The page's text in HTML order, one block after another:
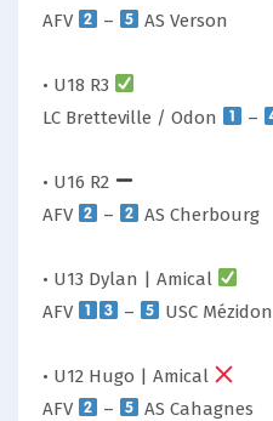
AFV
– AS Verson
• U18 R3
LC Bretteville / Odon
–
• U16 R2
AFV
– AS Cherbourg
• U13 Dylan | Amical
AFV
– USC Mézidon
• U12 Hugo | Amical
AFV
– AS Cahagnes